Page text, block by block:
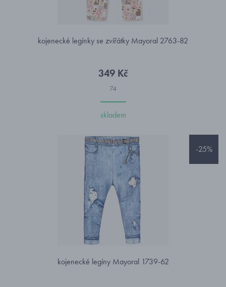
kojenecké legínky se zvířátky Mayoral 2763-82
349 Kč
74
skladem
-25%
kojenecké legíny Mayoral 1739-62